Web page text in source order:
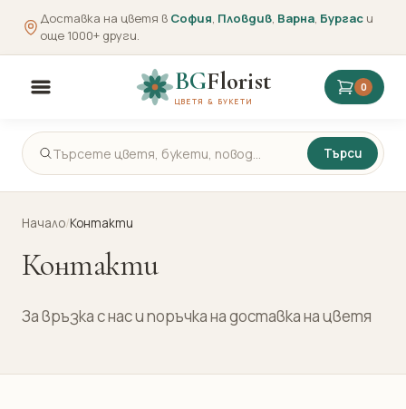
Доставка на цветя в София, Пловдив, Варна, Бургас и
още 1000+ други.
BGFlorist
ЦВЕТЯ & БУКЕТИ
0
Търси
Начало/Контакти
Контакти
За връзка с нас и поръчка на доставка на цветя